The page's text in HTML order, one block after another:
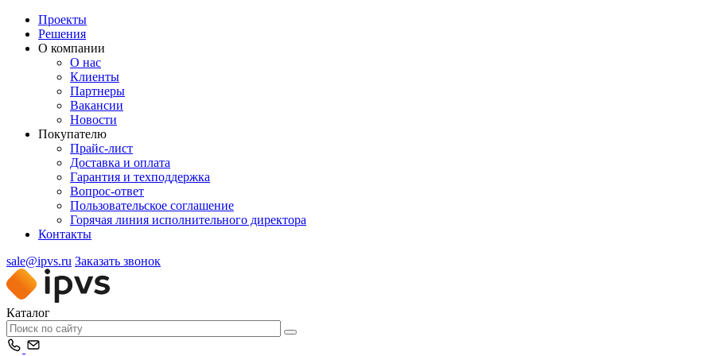
Проекты
Решения
О компании
О нас
Клиенты
Партнеры
Вакансии
Новости
Покупателю
Прайс-лист
Доставка и оплата
Гарантия и техподдержка
Вопрос-ответ
Пользовательское соглашение
Горячая линия исполнительного директора
Контакты
sale@ipvs.ru Заказать звонок
Каталог